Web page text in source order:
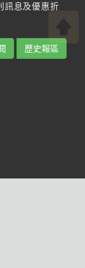
訊息及優惠折
歷史報區